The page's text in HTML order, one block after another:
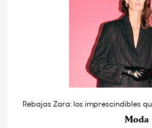
Rebajas Zara: los imprescindibles
Moda